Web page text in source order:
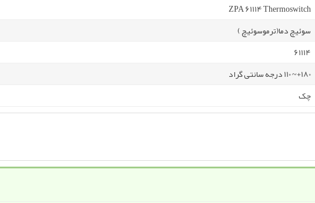
ZPA 61114 Thermoswitch
سوئیچ دما(ترموسوئیچ )
61114
180+~ 110 درجه سانتی گراد
چک